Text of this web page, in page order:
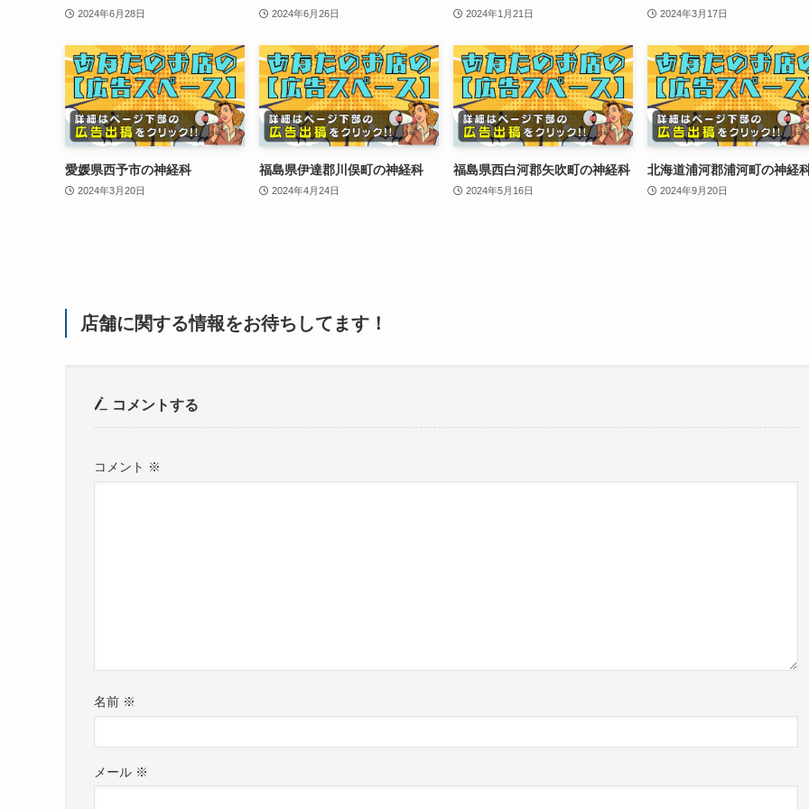
2024年6月28日 2024年6月26日 2024年1月21日 2024年3月17日
愛媛県西予市の神経科
2024年3月20日
福島県伊達郡川俣町の神経科
2024年4月24日
福島県西白河郡矢吹町の神経科
2024年5月16日
北海道浦河郡浦河町の神経
2024年9月20日
店舗に関する情報をお待ちしてます！
コメントする
コメント ※
名前 ※
メール ※